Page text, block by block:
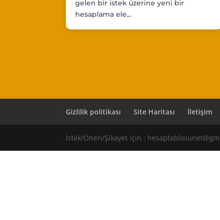
gelen bir istek üzerine yeni bir
hesaplama ele...
Gizlilik politikası Site Haritası İletişim
İstek/Öneri/Şikayet için :